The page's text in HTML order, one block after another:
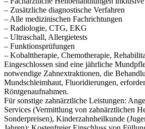
– Zusätzliche diagnostische Verfahren
– Alle medizinischen Fachrichtungen
– Radiologie, CTG, EKG
– Ultraschall, Allergietests
– Funktionsprüfungen
– Kobalttherapie, Chemotherapie,
Eingeschlossen sind eine jährliche
notwendige Zahnextraktionen, die
Mundschleimhaut, Fluoridierungen,
Röntgenaufnahmen.
Für sonstige zahnärztliche Leistungen:
Services (Vermittlung von zahnärztlichen
Sonderpreisen), Kinderzahnheilkunde